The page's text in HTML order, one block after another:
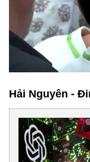
Hải Nguyên -